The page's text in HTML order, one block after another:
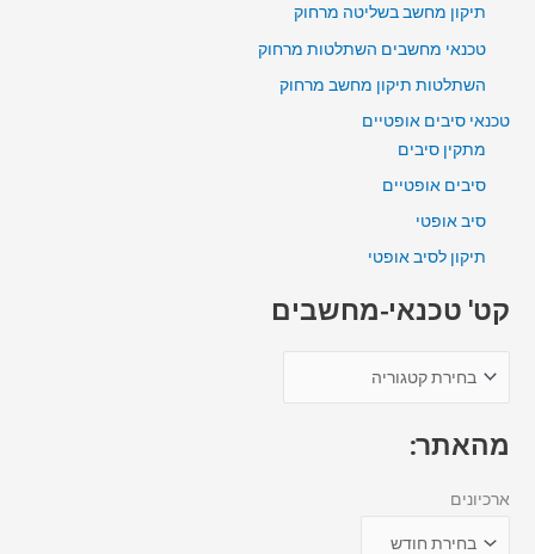
תיקון מחשב בשליטה מרחוק
טכנאי מחשבים השתלטות מרחוק
השתלטות תיקון מחשב מרחוק
טכנאי סיבים אופטיים
מתקין סיבים
סיבים אופטיים
סיב אופטי
תיקון לסיב אופטי
קט' טכנאי-מחשבים
מהאתר:
ארכיונים